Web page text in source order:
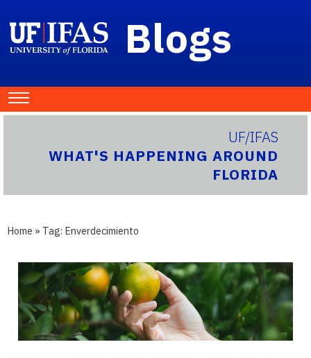
Blogs
UF/IFAS
WHAT'S HAPPENING AROUND
FLORIDA
Home » Tag: Enverdecimiento